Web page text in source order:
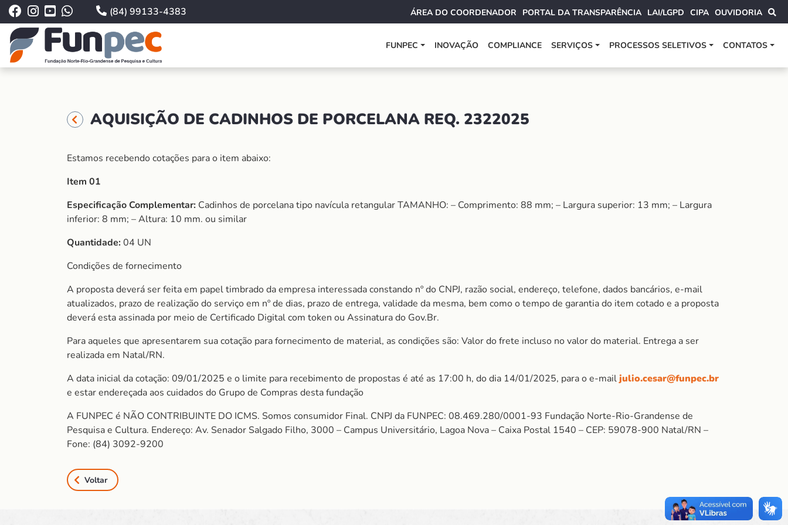
(84) 99133-4383 ÁREA DO COORDENADOR PORTAL DA TRANSPARÊNCIA LAI/LGPD CIPA OUVIDORIA
FUNPEC INOVAÇÃO COMPLIANCE SERVIÇOS PROCESSOS SELETIVOS CONTATOS
AQUISIÇÃO DE CADINHOS DE PORCELANA REQ. 2322025
Estamos recebendo cotações para o item abaixo:
Item 01
Especificação Complementar: Cadinhos de porcelana tipo navícula retangular TAMANHO: – Comprimento: 88 mm; – Largura superior: 13 mm; – Largura
inferior: 8 mm; – Altura: 10 mm. ou similar
Quantidade:04 UN
Condições de fornecimento
A proposta deverá ser feita em papel timbrado da empresa interessada constando nº do CNPJ, razão social, endereço, telefone, dados bancários, e-mail
atualizados, prazo de realização do serviço em nº de dias, prazo de entrega, validade da mesma, bem como o tempo de garantia do item cotado e a proposta
deverá esta assinada por meio de Certificado Digital com token ou Assinatura do Gov.Br.
Para aqueles que apresentarem sua cotação para fornecimento de material, as condições são: Valor do frete incluso no valor do material. Entrega a ser
realizada em Natal/RN.
A data inicial da cotação: 09/01/2025 e o limite para recebimento de propostas é até as 17:00 h, do dia 14/01/2025, para o e-mailjulio.cesar@funpec.br
e estar endereçada aos cuidados do Grupo de Compras desta fundação
A FUNPEC é NÃO CONTRIBUINTE DO ICMS. Somos consumidor Final. CNPJ da FUNPEC: 08.469.280/0001-93 Fundação Norte-Rio-Grandense de
Pesquisa e Cultura. Endereço: Av. Senador Salgado Filho, 3000 – Campus Universitário, Lagoa Nova – Caixa Postal 1540 – CEP: 59078-900 Natal/RN –
Fone: (84) 3092-9200
Voltar